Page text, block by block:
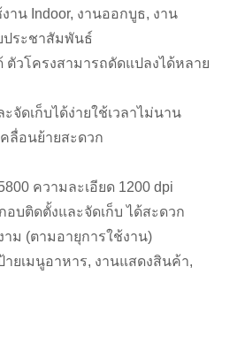
าน Indoor, งานออกบูธ, งาน
ประชาสัมพันธ์
ตัวโครงสามารถดัดแปลงได้หลาย
จัดเก็บได้ง่ายใช้เวลาไม่นาน
ลื่อนย้ายสะดวก
ความละเอียด 1200 dpi
อบติดตั้งและจัดเก็บ ได้สะดวก
ม (ตามอายุการใช้งาน)
ยเมนูอาหาร, งานแสดงสินค้า,